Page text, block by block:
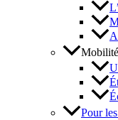
Pour